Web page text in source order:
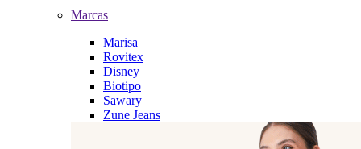
Marcas
Marisa
Rovitex
Disney
Biotipo
Sawary
Zune Jeans